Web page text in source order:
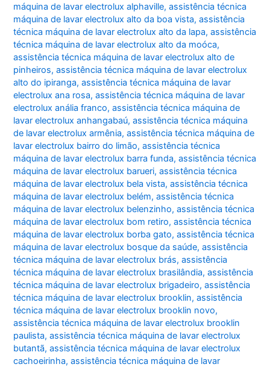
máquina de lavar electrolux alphaville,assistência técnica
máquina de lavar electrolux alto da boa vista,assistência
técnica máquina de lavar electrolux alto da lapa,assistência
técnica máquina de lavar electrolux alto da moóca,
assistência técnica máquina de lavar electrolux alto de
pinheiros,assistência técnica máquina de lavar electrolux
alto do ipiranga,assistência técnica máquina de lavar
electrolux ana rosa,assistência técnica máquina de lavar
electrolux anália franco,assistência técnica máquina de
lavar electrolux anhangabaú,assistência técnica máquina
de lavar electrolux armênia,assistência técnica máquina de
lavar electrolux bairro do limão,assistência técnica
máquina de lavar electrolux barra funda,assistência técnica
máquina de lavar electrolux barueri,assistência técnica
máquina de lavar electrolux bela vista,assistência técnica
máquina de lavar electrolux belém,assistência técnica
máquina de lavar electrolux belenzinho,assistência técnica
máquina de lavar electrolux bom retiro,assistência técnica
máquina de lavar electrolux borba gato,assistência técnica
máquina de lavar electrolux bosque da saúde,assistência
técnica máquina de lavar electrolux brás,assistência
técnica máquina de lavar electrolux brasilândia,assistência
técnica máquina de lavar electrolux brigadeiro,assistência
técnica máquina de lavar electrolux brooklin,assistência
técnica máquina de lavar electrolux brooklin novo,
assistência técnica máquina de lavar electrolux brooklin
paulista,assistência técnica máquina de lavar electrolux
butantã,assistência técnica máquina de lavar electrolux
cachoeirinha,assistência técnica máquina de lavar